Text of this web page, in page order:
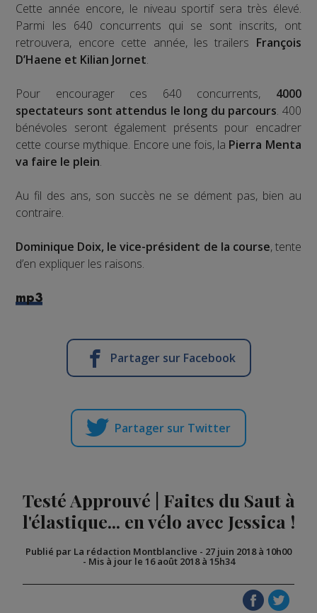
Cette année encore, le niveau sportif sera très élevé.
Parmi les 640 concurrents qui se sont inscrits, ont
retrouvera, encore cette année, les trailers François
D’Haene et Kilian Jornet.
Pour encourager ces 640 concurrents, 4000
spectateurs sont attendus le long du parcours. 400
bénévoles seront également présents pour encadrer
cette course mythique. Encore une fois, la Pierra Menta
va faire le plein.
Au fil des ans, son succès ne se dément pas, bien au
contraire.
Dominique Doix, le vice-président de la course, tente
d’en expliquer les raisons.
mp3
Partager sur Facebook
Partager sur Twitter
Testé Approuvé | Faites du Saut à
l'élastique... en vélo avec Jessica !
Publié par La rédaction Montblanclive - 27 juin 2018 à 10h00
- Mis à jour le 16 août 2018 à 15h34